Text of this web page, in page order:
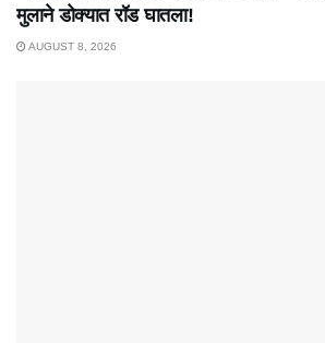
मुलाने डोक्यात रॉड घातला!
AUGUST 8, 2026